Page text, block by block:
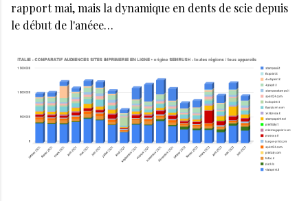
rapport mai, mais la dynamique en dents de scie depuis
le début de l'anéee…